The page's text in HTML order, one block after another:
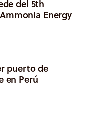
del 5th
Energy
puerto de
en Perú